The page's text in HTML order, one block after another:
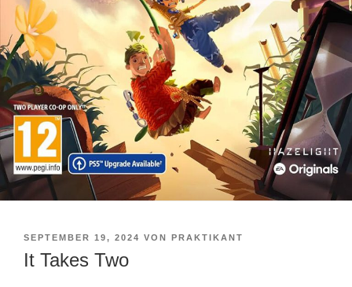
VERÖFFENTLICHT
SEPTEMBER 19, 2024 VON PRAKTIKANT
It Takes Two